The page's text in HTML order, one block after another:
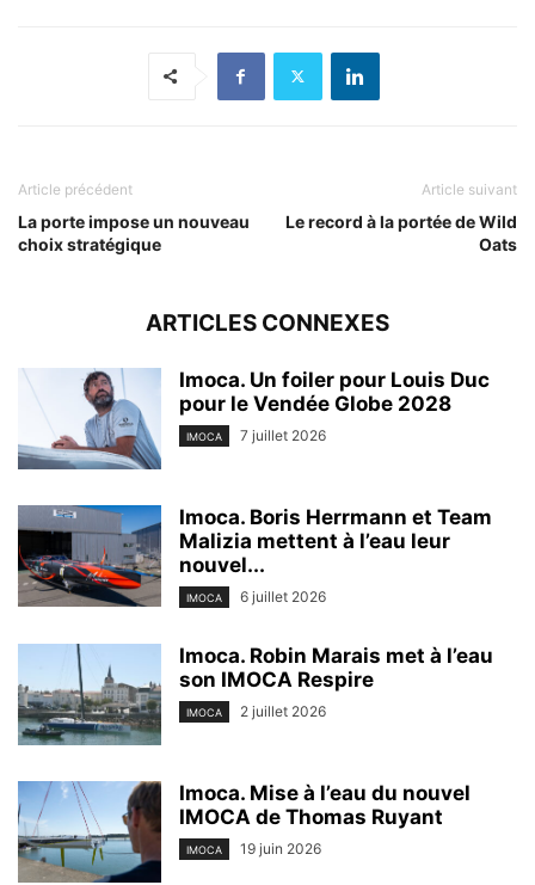
Article précédent
La porte impose un nouveau
choix stratégique
Article suivant
Le record à la portée de Wild
Oats
ARTICLES CONNEXES
Imoca. Un foiler pour Louis Duc
pour le Vendée Globe 2028
IMOCA 7 juillet 2026
Imoca. Boris Herrmann et Team
Malizia mettent à l’eau leur
nouvel...
IMOCA 6 juillet 2026
Imoca. Robin Marais met à l’eau
son IMOCA Respire
IMOCA 2 juillet 2026
Imoca. Mise à l’eau du nouvel
IMOCA de Thomas Ruyant
IMOCA 19 juin 2026